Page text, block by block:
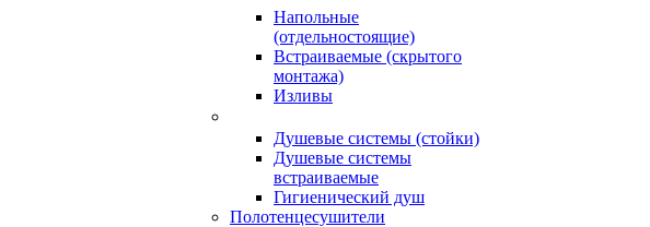
Напольные
(отдельностоящие)
Встраиваемые (скрытого
монтажа)
Изливы
Душевые системы (стойки)
Душевые системы
встраиваемые
Гигиенический душ
Полотенцесушители